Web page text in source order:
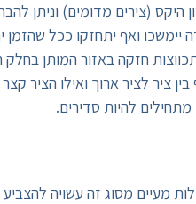
(צירים מדומים) וניתן
יימשכו ואף יתחזקו ככל שהזמן
חזקה באזור המותן
ציר לציר ארוך ואילו הציר
להיות סדירים.
מעיים מסוג זה עשויה